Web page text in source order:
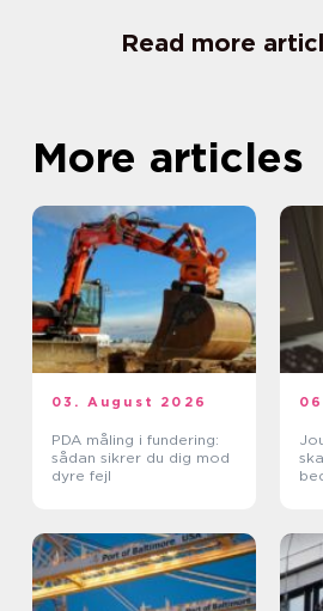
Read more
More articles
03. August 2026
PDA måling i fundering:
sådan sikrer du dig mod
dyre fejl